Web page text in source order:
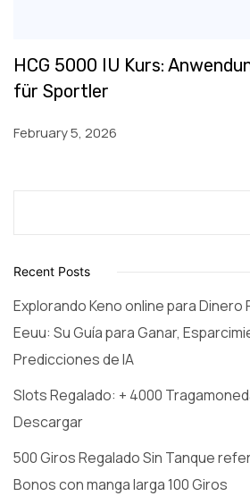
HCG 5000 IU Kurs:
für Sportler
February 5, 2026
Recent Posts
Explorando Keno online para Dinero
Eeuu: Su Guía para Ganar,
Predicciones de IA
Slots Regalado: + 4000
Descargar
500 Giros Regalado Sin Tanque
Bonos con manga larga 100 Giros